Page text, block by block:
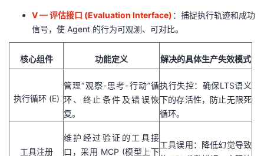
V —评估接口 (Evaluation Interface) ：捕捉执行轨迹和成功
信号，使 Agent 的行为可观测、可对比。
核心组件 功能定义 解决的具体生产失效模式
执行循环 (E)
管理“观察-思考-行动”循
环、终止条件及错误恢
复。
执行失控：确保LTS语义
下的存活性，防止无限死
循环。
工具注册
维护经过验证的工具接
口，采用 MCP (模型上下
工具误用：降低幻觉导致